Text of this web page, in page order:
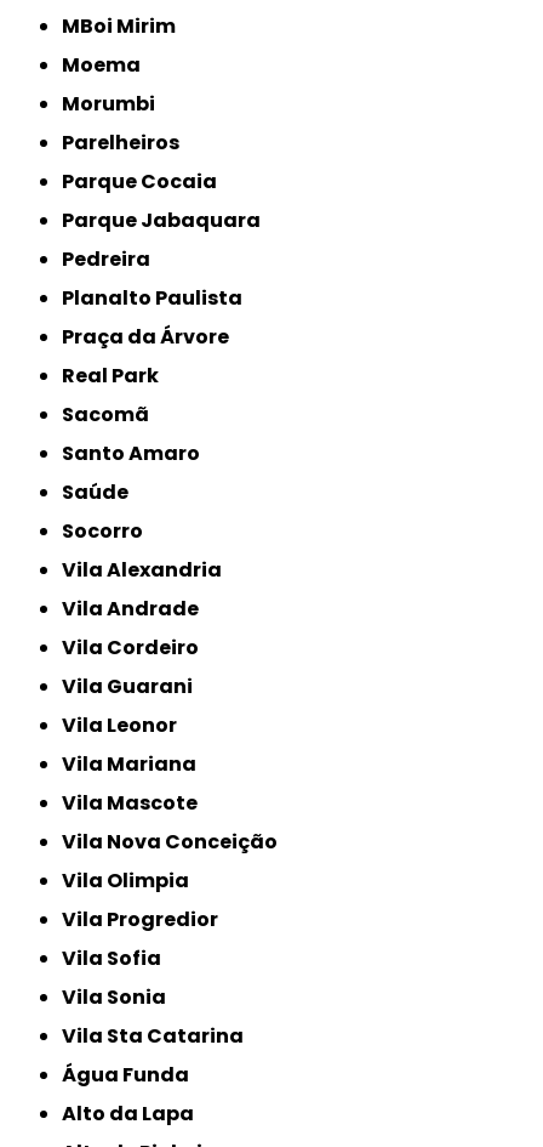
MBoi Mirim
Moema
Morumbi
Parelheiros
Parque Cocaia
Parque Jabaquara
Pedreira
Planalto Paulista
Praça da Árvore
Real Park
Sacomã
Santo Amaro
Saúde
Socorro
Vila Alexandria
Vila Andrade
Vila Cordeiro
Vila Guarani
Vila Leonor
Vila Mariana
Vila Mascote
Vila Nova Conceição
Vila Olimpia
Vila Progredior
Vila Sofia
Vila Sonia
Vila Sta Catarina
Água Funda
Alto da Lapa